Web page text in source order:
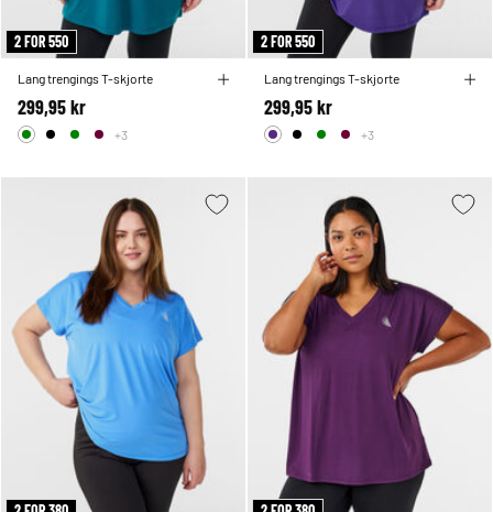
2 FOR 550
Lang trengings T-skjorte
299,95 kr
+3
2 FOR 550
Lang trengings T-skjorte
299,95 kr
+3